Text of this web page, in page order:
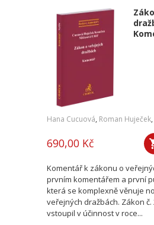
Hana Cucuová, Roman Huječek,
690,00 Kč
Komentář k zákonu o
prvním komentářem a první
která se komplexně věnuje
veřejných dražbách. Zákon č.
vstoupil v účinnost v roce...